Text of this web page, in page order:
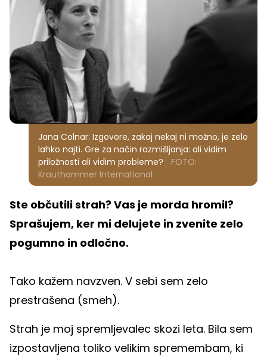
Jana Colnar: Izgovore, zakaj nekaj ni možno, je zelo
lahko najti. Gre za način razmišljanja: ali vidim
priložnosti ali vidim probleme?
FOTO:
Krauthammer International
Ste občutili strah? Vas je morda hromil?
Sprašujem, ker mi delujete in zvenite zelo
pogumno in odločno.
Tako kažem navzven. V sebi sem zelo
prestrašena (smeh).
Strah je moj spremljevalec skozi leta. Bila sem
izpostavljena toliko velikim spremembam, ki